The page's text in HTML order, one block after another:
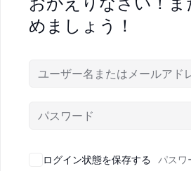
めましょう！
ログイン状態を保存する パスワ